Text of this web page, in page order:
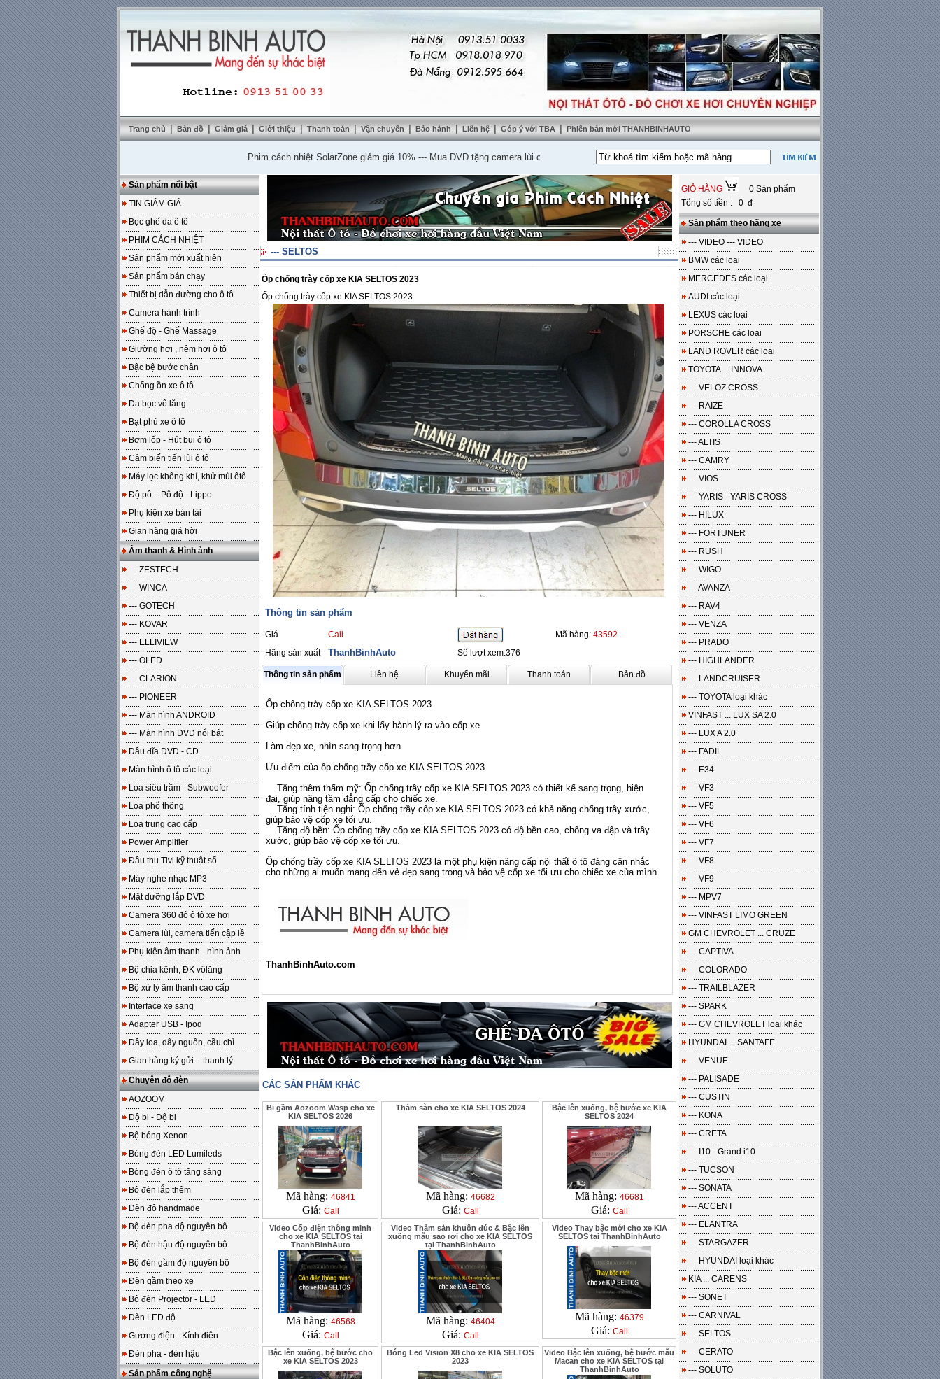
Trang chủ | Bản đồ | Giảm giá | Giới thiệu | Thanh toán | Vận chuyển | Bảo hành | Liên hệ | Góp ý với TBA | Phiên bản mới THANHBINHAUTO
Phim cách nhiệt SolarZone giảm giá 10%---Mua DVD tặng camera lùi cao cấp--- Lắp nệm ghế da thật tặng sàn da---Miễn phí 100% công lắp đặt
Sản phẩm nổi bật
TIN GIẢM GIÁ
Bọc ghế da ô tô
PHIM CÁCH NHIỆT
Sản phẩm mới xuất hiện
Sản phẩm bán chạy
Thiết bị dẫn đường cho ô tô
Camera hành trình
Ghế độ - Ghế Massage
Giường hơi , nệm hơi ô tô
Bậc bệ bước chân
Chống ồn xe ô tô
Da bọc vô lăng
Bạt phủ xe ô tô
Bơm lốp - Hút bụi ô tô
Cảm biến tiến lùi ô tô
Máy lọc không khí, khử mùi ôtô
Độ pô – Pô độ - Lippo
Phụ kiện xe bán tải
Gian hàng giá hời
Âm thanh & Hình ảnh
--- ZESTECH
--- WINCA
--- GOTECH
--- KOVAR
--- ELLIVIEW
--- OLED
--- CLARION
--- PIONEER
--- Màn hình ANDROID
--- Màn hình DVD nổi bật
Đầu đĩa DVD - CD
Màn hình ô tô các loại
Loa siêu trầm - Subwoofer
Loa phổ thông
Loa trung cao cấp
Power Amplifier
Đầu thu Tivi kỹ thuật số
Máy nghe nhạc MP3
Mặt dưỡng lắp DVD
Camera 360 độ ô tô xe hơi
Camera lùi, camera tiến cập lề
Phụ kiện âm thanh - hình ảnh
Bộ chia kênh, ĐK vôlăng
Bộ xử lý âm thanh cao cấp
Interface xe sang
Adapter USB - Ipod
Dây loa, dây nguồn, cầu chì
Gian hàng ký gửi – thanh lý
Chuyên độ đèn
AOZOOM
Độ bi - Độ bi
Bộ bóng Xenon
Bóng đèn LED Lumileds
Bóng đèn ô tô tăng sáng
Bộ đèn lắp thêm
Đèn độ handmade
Bộ đèn pha độ nguyên bộ
Bộ đèn hậu độ nguyên bộ
Bộ đèn gầm độ nguyên bộ
Đèn gầm theo xe
Bộ đèn Projector - LED
Đèn LED độ
Gương điện - Kính điện
Đèn pha - đèn hậu
Sản phẩm công nghệ
--- SELTOS
Ốp chống trày cốp xe KIA SELTOS 2023
Ốp chống trày cốp xe KIA SELTOS 2023
Thông tin sản phẩm
Giá Call Mã hàng: 43592
Hãng sản xuất
ThanhBinhAuto Số lượt xem:376
Thông tin sản phẩm Liên hệ Khuyến mãi Thanh toán Bản đồ
Ốp chống trày cốp xe KIA SELTOS 2023
Giúp chống trày cốp xe khi lấy hành lý ra vào cốp xe
Làm đẹp xe, nhìn sang trọng hơn
Ưu điểm của ốp chống trầy cốp xe KIA SELTOS 2023
Tăng thêm thẩm mỹ: Ốp chống trầy cốp xe KIA SELTOS 2023 có thiết kế sang trọng, hiện
đại, giúp nâng tầm đẳng cấp cho chiếc xe.
Tăng tính tiện nghi: Ốp chống trầy cốp xe KIA SELTOS 2023 có khả năng chống trầy xước,
giúp bảo vệ cốp xe tối ưu.
Tăng độ bền: Ốp chống trầy cốp xe KIA SELTOS 2023 có độ bền cao, chống va đập và trầy
xước, giúp bảo vệ cốp xe tối ưu.
Ốp chống trầy cốp xe KIA SELTOS 2023 là một phụ kiện nâng cấp nội thất ô tô đáng cân nhắc
cho những ai muốn mang đến vẻ đẹp sang trọng và bảo vệ cốp xe tối ưu cho chiếc xe của mình.
ThanhBinhAuto.com
CÁC SẢN PHẨM KHÁC
Bi gầm Aozoom Wasp cho xe
KIA SELTOS 2026
Mã hàng: 46841
Giá: Call
Thảm sàn cho xe KIA SELTOS 2024
Mã hàng: 46682
Giá: Call
Bậc lên xuống, bệ bước xe KIA
SELTOS 2024
Mã hàng: 46681
Giá: Call
Video Cốp điện thông minh
cho xe KIA SELTOS tại
ThanhBinhAuto
Mã hàng: 46568
Giá: Call
Video Thảm sàn khuôn đúc & Bậc lên
xuống mẫu sao rơi cho xe KIA SELTOS
tại ThanhBinhAuto
Mã hàng: 46404
Giá: Call
Video Thay bậc mới cho xe KIA
SELTOS tại ThanhBinhAuto
Mã hàng: 46379
Giá: Call
Bậc lên xuống, bệ bước cho
xe KIA SELTOS 2023
Bóng Led Vision X8 cho xe KIA SELTOS
2023
Video Bậc lên xuống, bệ bước mẫu
Macan cho xe KIA SELTOS tại
ThanhBinhAuto
GIỎ HÀNG
0 Sản phẩm
Tổng số tiền : 0 đ
Sản phẩm theo hãng xe
--- VIDEO --- VIDEO
BMW các loại
MERCEDES các loại
AUDI các loại
LEXUS các loại
PORSCHE các loại
LAND ROVER các loại
TOYOTA ... INNOVA
--- VELOZ CROSS
--- RAIZE
--- COROLLA CROSS
--- ALTIS
--- CAMRY
--- VIOS
--- YARIS - YARIS CROSS
--- HILUX
--- FORTUNER
--- RUSH
--- WIGO
--- AVANZA
--- RAV4
--- VENZA
--- PRADO
--- HIGHLANDER
--- LANDCRUISER
--- TOYOTA loại khác
VINFAST ... LUX SA 2.0
--- LUX A 2.0
--- FADIL
--- E34
--- VF3
--- VF5
--- VF6
--- VF7
--- VF8
--- VF9
--- MPV7
--- VINFAST LIMO GREEN
GM CHEVROLET ... CRUZE
--- CAPTIVA
--- COLORADO
--- TRAILBLAZER
--- SPARK
--- GM CHEVROLET loại khác
HYUNDAI ... SANTAFE
--- VENUE
--- PALISADE
--- CUSTIN
--- KONA
--- CRETA
--- I10 - Grand i10
--- TUCSON
--- SONATA
--- ACCENT
--- ELANTRA
--- STARGAZER
--- HYUNDAI loại khác
KIA ... CARENS
--- SONET
--- CARNIVAL
--- SELTOS
--- CERATO
--- SOLUTO